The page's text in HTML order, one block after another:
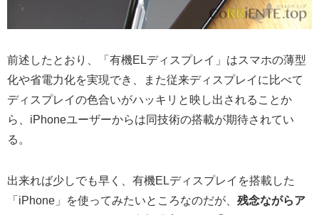
前述したとおり、「有機ELディスプレイ」はスマホの薄型
化や省電力化を実現でき、また従来ディスプレイに比べて
ディスプレイの色合いがハッキリと映し出されることか
ら、iPhoneユーザーからは同技術の搭載が期待されてい
る。
出来れば少しでも早く、有機ELディスプレイを搭載した
「iPhone」を使ってみたいところなのだが、 残念ながらア